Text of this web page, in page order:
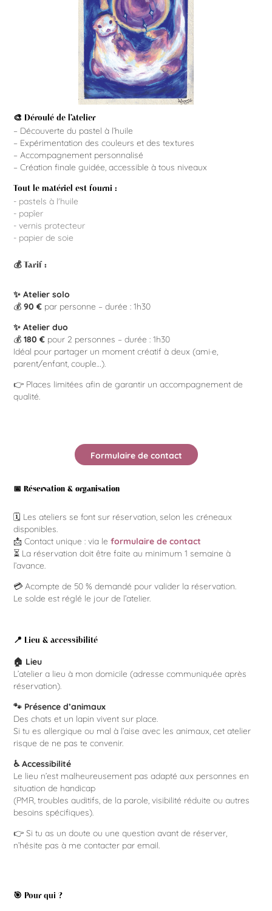
🎨 Déroulé de l’atelier
– Découverte du pastel à l’huile
– Expérimentation des couleurs et des textures
– Accompagnement personnalisé
– Création finale guidée, accessible à tous niveaux
Tout le matériel est fourni :
- pastels à l'huile
- papîer
- vernis protecteur
- papier de soie
💰 Tarif :
✨ Atelier solo
💰90 € par personne – durée : 1h30
✨ Atelier duo
💰180 € pour 2 personnes – durée : 1h30
Idéal pour partager un moment créatif à deux (ami·e,
parent/enfant, couple…).
👉 Places limitées afin de garantir un accompagnement de
qualité.
Formulaire de contact
📅 Réservation & organisation
🗓️ Les ateliers se font sur réservation, selon les créneaux
disponibles.
📩 Contact unique : via le formulaire de contact
⏳ La réservation doit être faite au minimum 1 semaine à
l’avance.
💳 Acompte de 50 % demandé pour valider la réservation.
Le solde est réglé le jour de l’atelier.
📍 Lieu & accessibilité
🏠 Lieu
L’atelier a lieu à mon domicile (adresse communiquée après
réservation).
🐾 Présence d’animaux
Des chats et un lapin vivent sur place.
Si tu es allergique ou mal à l’aise avec les animaux, cet atelier
risque de ne pas te convenir.
♿ Accessibilité
Le lieu n’est malheureusement pas adapté aux personnes en
situation de handicap
(PMR, troubles auditifs, de la parole, visibilité réduite ou autres
besoins spécifiques).
👉 Si tu as un doute ou une question avant de réserver,
n’hésite pas à me contacter par email.
🎯 Pour qui ?